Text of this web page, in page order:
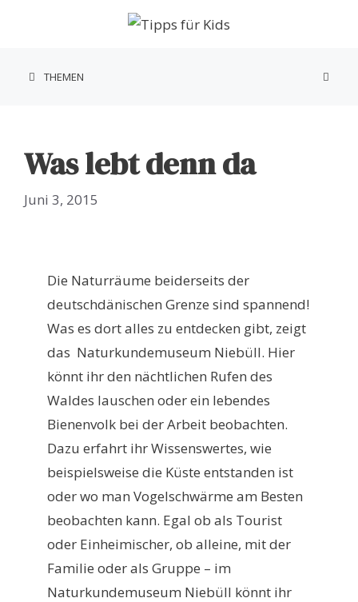
THEMEN
Was lebt denn da
Juni 3, 2015
Die Naturräume beiderseits der
deutschdänischen Grenze sind spannend!
Was es dort alles zu entdecken gibt, zeigt
das Naturkundemuseum Niebüll. Hier
könnt ihr den nächtlichen Rufen des
Waldes lauschen oder ein lebendes
Bienenvolk bei der Arbeit beobachten.
Dazu erfahrt ihr Wissenswertes, wie
beispielsweise die Küste entstanden ist
oder wo man Vogelschwärme am Besten
beobachten kann. Egal ob als Tourist
oder Einheimischer, ob alleine, mit der
Familie oder als Gruppe – im
Naturkundemuseum Niebüll könnt ihr